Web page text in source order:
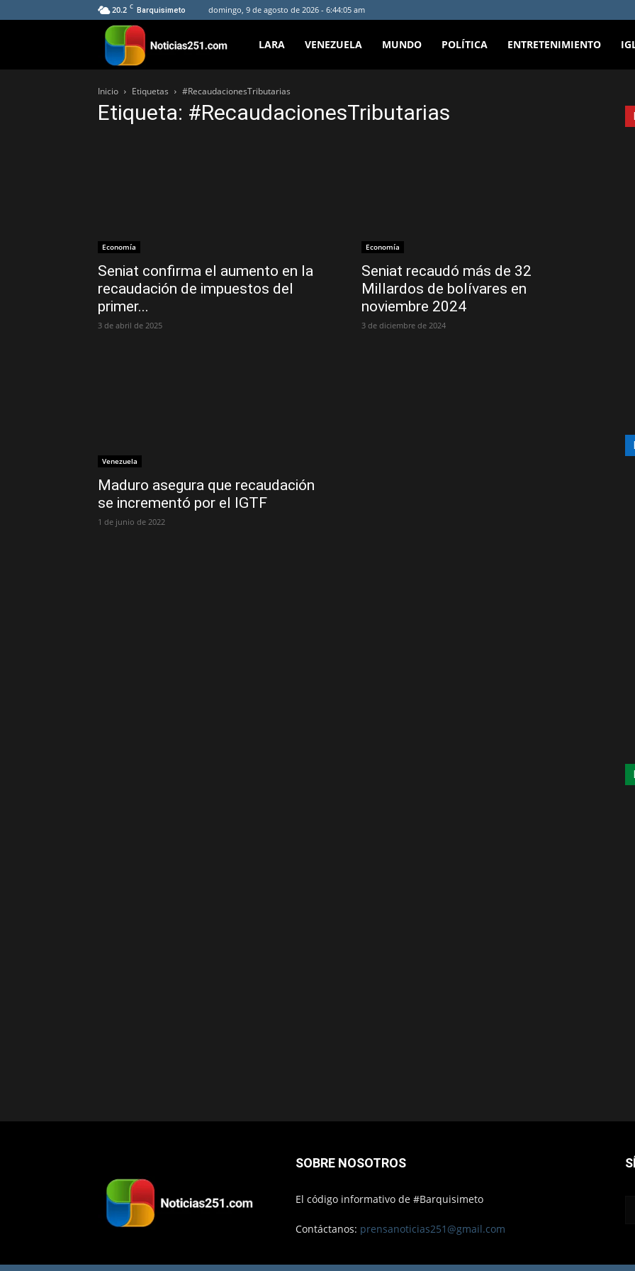
20.2 C Barquisimeto domingo, 9 de agosto de 2026 - 6:44:05 am
Noticias251
LARA VENEZUELA MUNDO POLÍTICA ENTRETENIMIENTO
Inicio Etiquetas #RecaudacionesTributarias
Etiqueta: #RecaudacionesTributarias
Economía
Seniat confirma el aumento en la
recaudación de impuestos del
primer...
3 de abril de 2025
Economía
Seniat recaudó más de 32
Millardos de bolívares en
noviembre 2024
3 de diciembre de 2024
Venezuela
Maduro asegura que recaudación
se incrementó por el IGTF
1 de junio de 2022
SOBRE NOSOTROS
El código informativo de #Barquisimeto
Contáctanos: prensanoticias251@gmail.com